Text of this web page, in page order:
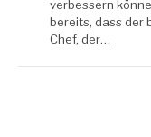
verbessern
bereits, dass der
Chef, der…